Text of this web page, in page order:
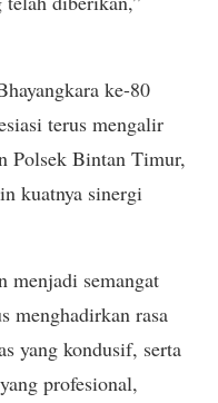
ke-80
terus mengalir
Polsek Bintan Timur,
kuatnya sinergi
menjadi semangat
menghadirkan rasa
yang kondusif, serta
profesional,